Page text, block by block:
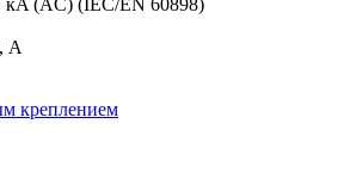
А
креплением